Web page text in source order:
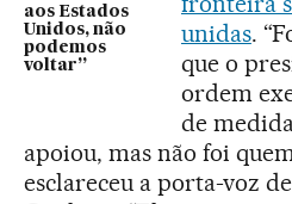
aos Estados
Unidos, não
podemos
voltar”
unidas.
que o
ordem
de
apoiou, mas não foi
esclareceu a porta-voz